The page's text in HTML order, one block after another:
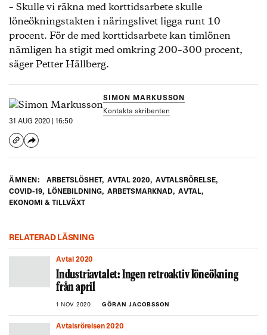
– Skulle vi räkna med korttidsarbete skulle
löneökningstakten i näringslivet ligga runt 10
procent. För de med korttidsarbete kan timlönen
nämligen ha stigit med omkring 200–300 procent,
säger Petter Hällberg.
SIMON MARKUSSON
Kontakta skribenten
31 AUG 2020 | 16:50
ÄMNEN: ARBETSLÖSHET, AVTAL 2020, AVTALSRÖRELSE,
COVID-19, LÖNEBILDNING, ARBETSMARKNAD, AVTAL,
EKONOMI & TILLVÄXT
RELATERAD LÄSNING
Avtal 2020
Industriavtalet: Ingen retroaktiv löneökning
från april
1 NOV 2020 GÖRAN JACOBSSON
Avtalsrörelsen 2020